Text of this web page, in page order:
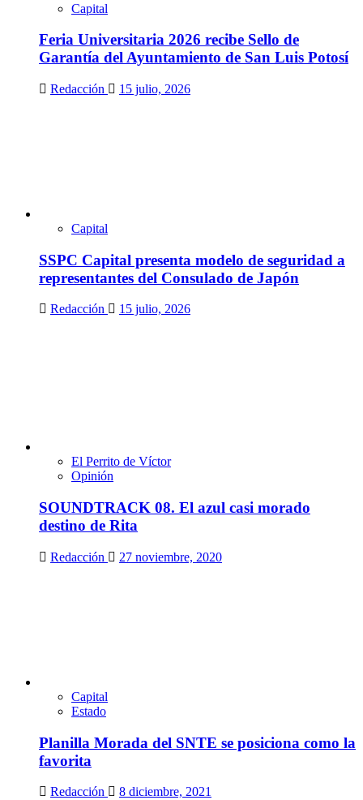
Capital
Feria Universitaria 2026 recibe Sello de
Garantía del Ayuntamiento de San Luis Potosí
Redacción 15 julio, 2026
Capital
SSPC Capital presenta modelo de seguridad a
representantes del Consulado de Japón
Redacción 15 julio, 2026
El Perrito de Víctor
Opinión
SOUNDTRACK 08. El azul casi morado
destino de Rita
Redacción 27 noviembre, 2020
Capital
Estado
Planilla Morada del SNTE se posiciona como la
favorita
Redacción 8 diciembre, 2021